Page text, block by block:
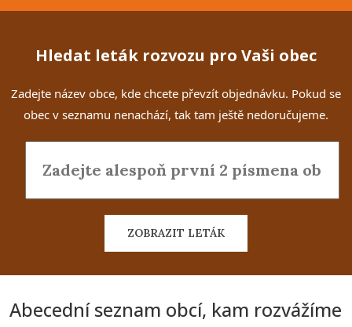
Hledat leták rozvozu pro Vaši obec
Zadejte název obce, kde chcete převzít objednávku. Pokud se
obec v seznamu nenachází, tak tam ještě nedoručujeme.
ZOBRAZIT LETÁK
Abecední seznam obcí, kam rozvážíme